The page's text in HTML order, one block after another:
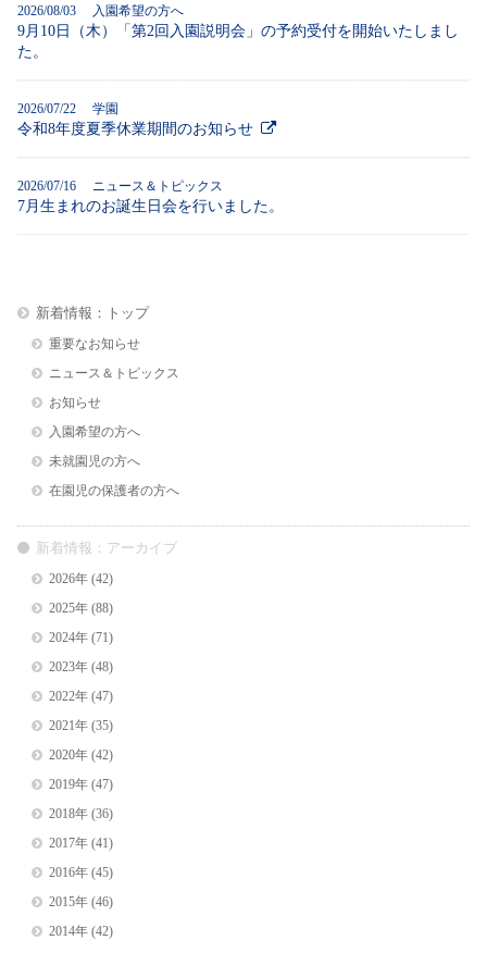
2026/08/03 入園希望の方へ
9月10日（木）「第2回入園説明会」の予約受付を開始いたしまし
た。
2026/07/22 学園
令和8年度夏季休業期間のお知らせ
2026/07/16 ニュース＆トピックス
7月生まれのお誕生日会を行いました。
新着情報：トップ
重要なお知らせ
ニュース＆トピックス
お知らせ
入園希望の方へ
未就園児の方へ
在園児の保護者の方へ
新着情報：アーカイブ
2026年(42)
2025年(88)
2024年(71)
2023年(48)
2022年(47)
2021年(35)
2020年(42)
2019年(47)
2018年(36)
2017年(41)
2016年(45)
2015年(46)
2014年(42)